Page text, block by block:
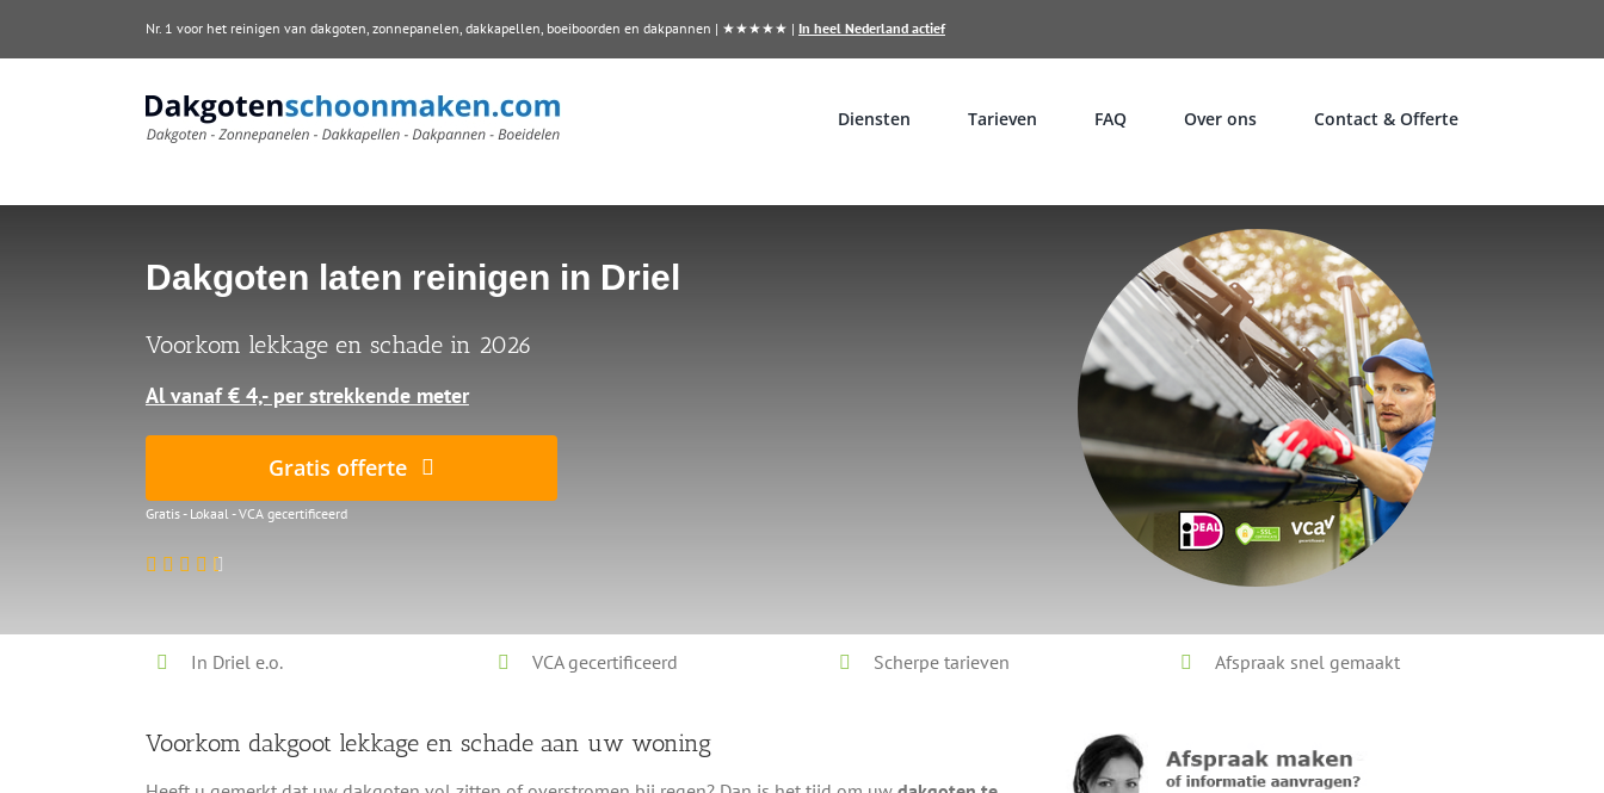
Nr. 1 voor het reinigen van dakgoten, zonnepanelen, dakkapellen, boeiboorden en dakpannen | ★★★★★ | In heel Nederland actief
Diensten Tarieven FAQ Over ons Contact & Offerte
Dakgoten laten reinigen in Driel
Voorkom lekkage en schade in 2026
Al vanaf € 4,- per strekkende meter
Gratis offerte
Gratis - Lokaal - VCA gecertificeerd
In Driel e.o. VCA gecertificeerd Scherpe tarieven Afspraak snel gemaakt
Voorkom dakgoot lekkage en schade aan uw woning